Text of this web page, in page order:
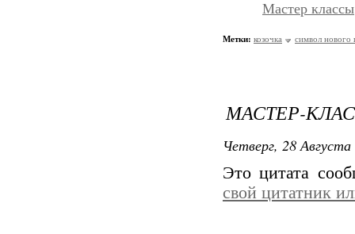
Мастер классы
Метки: козочка символ нового
МАСТЕР-
Четверг, 28
Это цитата
свой цитатник